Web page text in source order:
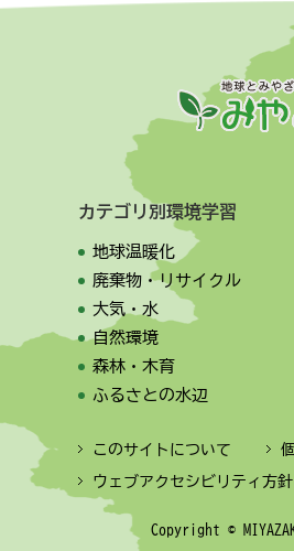
カテゴリ別環境学習
地球温暖化
廃棄物・リサイクル
大気・水
自然環境
森林・木育
ふるさとの水辺
このサイトについて
ウェブアクセシビリティ方針
Copyright ©